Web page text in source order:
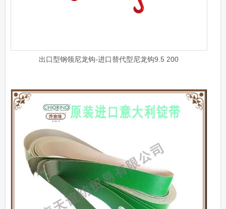
出口型钢领尼龙钩-进口替代型尼龙钩9.5 200